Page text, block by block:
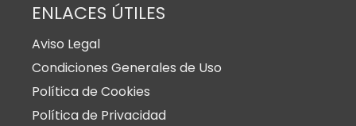
ENLACES ÚTILES
Aviso Legal
Condiciones Generales de Uso
Política de Cookies
Política de Privacidad